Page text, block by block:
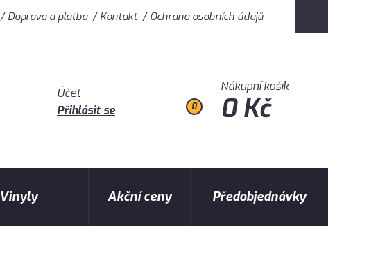
Doprava a platba Kontakt Ochrana osobních údajů
Účet
Přihlásit se
0
Nákupní košík
0 Kč
Vinyly Akční ceny Předobjednávky